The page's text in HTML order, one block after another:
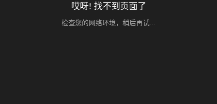
哎呀! 找不到页面了
检查您的网络环境，稍后再试...